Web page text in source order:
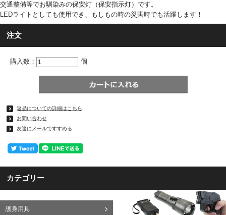
交通整備等でお馴染みの保安灯（保安指示灯）です。
LEDライトとしても使用でき、もしもの時の災害時でも活躍します！
注文
購入数： 個
返品についての詳細はこちら
お問い合わせ
友達にメールですすめる
カテゴリー
護身用具